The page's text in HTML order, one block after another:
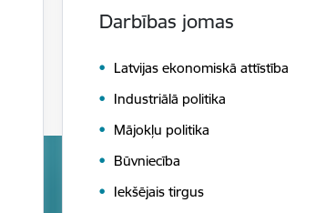
Darbības jomas
Latvijas ekonomiskā attīstība
Industriālā politika
Mājokļu politika
Būvniecība
Iekšējais tirgus